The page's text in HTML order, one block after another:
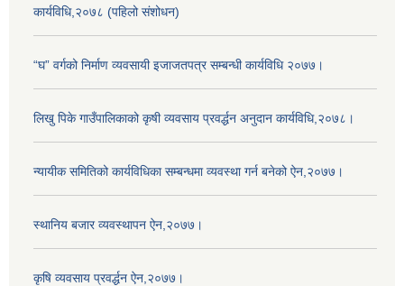
कार्यविधि,२०७८ (पहिलो संशोधन)
“घ” वर्गको निर्माण व्यवसायी इजाजतपत्र सम्बन्धी कार्यविधि २०७७।
लिखु पिके गाउँपालिकाको कृषी व्यवसाय प्रवर्द्धन अनुदान कार्यविधि,२०७८।
न्यायीक समितिको कार्यविधिका सम्बन्धमा व्यवस्था गर्न बनेको ऐन,२०७७।
स्थानिय बजार व्यवस्थापन ऐन,२०७७।
कृषि व्यवसाय प्रवर्द्धन ऐन,२०७७।